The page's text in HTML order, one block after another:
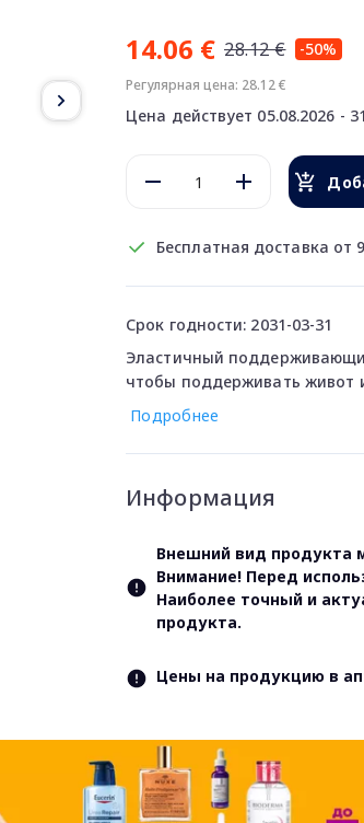
14.06 € 28.12 € -50%
Регулярная цена: 28.12 €
Цена действует 05.08.2026 -
Бесплатная доставка от
Срок годности: 2031-03-31
Эластичный
чтобы поддерживать живот
Подробнее
Информация
Внешний вид продукта
Внимание! Перед
Наиболее точный и
продукта.
Цены на продукцию в